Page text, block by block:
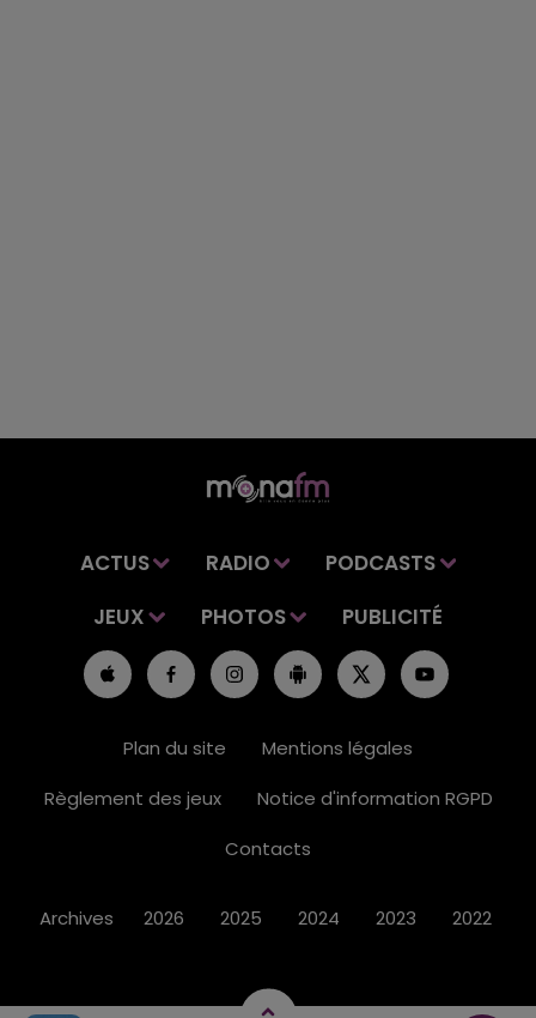
ACTUS RADIO
PODCASTS
JEUX
PHOTOS PUBLICITÉ
Plan du site
Mentions légales
Règlement des jeux
Notice d'information RGPD
Contacts
Archives 2026 2025 2024 2023 2022